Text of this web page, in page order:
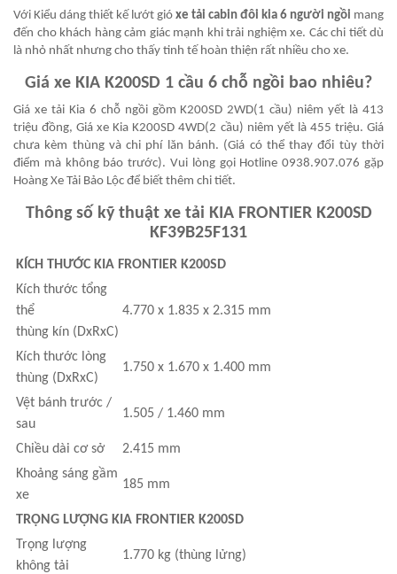
Với Kiểu dáng thiết kế lướt gió xe tải cabin đôi kia 6 người ngồi mang
đến cho khách hàng cảm giác mạnh khi trải nghiệm xe. Các chi tiết dù
là nhỏ nhất nhưng cho thấy tinh tế hoàn thiện rất nhiều cho xe.
Giá xe KIA K200SD 1 cầu 6 chỗ ngồi bao nhiêu?
Giá xe tải Kia 6 chỗ ngồi gồm K200SD 2WD(1 cầu) niêm yết là 413
triệu đồng, Giá xe Kia K200SD 4WD(2 cầu) niêm yết là 455 triệu. Giá
chưa kèm thùng và chi phí lăn bánh. (Giá có thể thay đổi tùy thời
điểm mà không báo trước). Vui lòng gọi Hotline 0938.907.076 gặp
Hoàng Xe Tải Bảo Lộc để biết thêm chi tiết.
Thông số kỹ thuật xe tải KIA FRONTIER K200SD
KF39B25F131
KÍCH THƯỚC KIA FRONTIER K200SD
Kích thước tổng
thể
thùng kín (DxRxC)
4.770 x 1.835 x 2.315 mm
Kích thước lòng
thùng (DxRxC)
1.750 x 1.670 x 1.400 mm
Vệt bánh trước /
sau
1.505 / 1.460 mm
Chiều dài cơ sở
2.415 mm
Khoảng sáng gầm
xe
185 mm
TRỌNG LƯỢNG KIA FRONTIER K200SD
Trọng lượng
không tải
1.770 kg (thùng lửng)